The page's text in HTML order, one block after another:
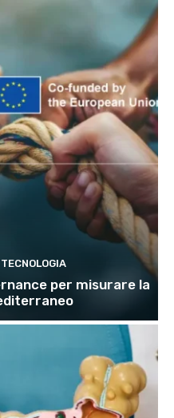
per misurare la